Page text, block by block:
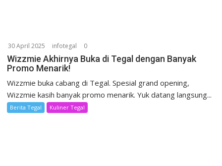
30 April 2025 infotegal 0
Wizzmie Akhirnya Buka di Tegal dengan Banyak
Promo Menarik!
Wizzmie buka cabang di Tegal. Spesial grand opening,
Wizzmie kasih banyak promo menarik. Yuk datang langsung...
Berita Tegal Kuliner Tegal